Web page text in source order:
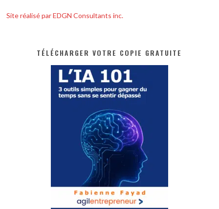
Site réalisé par EDGN Consultants inc.
TÉLÉCHARGER VOTRE COPIE GRATUITE